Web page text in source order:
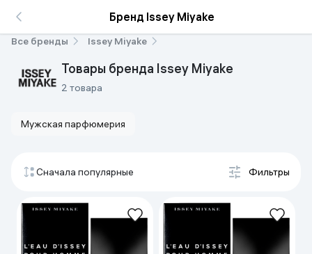
Бренд Issey Miyake
Все бренды Issey Miyake
Товары бренда Issey Miyake
2 товара
Мужская парфюмерия
Сначала популярные Фильтры